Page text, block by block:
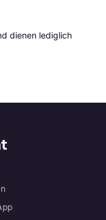
dienen lediglich